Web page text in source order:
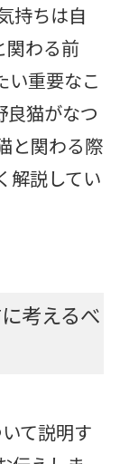
持ちは自
関わる前
い重要なこ
良猫がなつ
と関わる際
解説してい
考えるべ
て説明す